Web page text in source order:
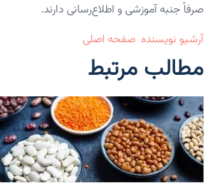
صرفاً جنبه آموزشی و اطلاع‌رسانی دارند.
آرشیو نویسنده صفحه اصلی
مطالب مرتبط